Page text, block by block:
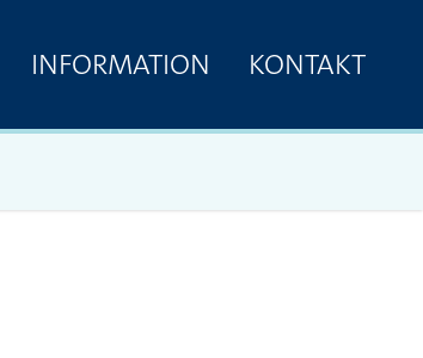
INFORMATION KONTAKT